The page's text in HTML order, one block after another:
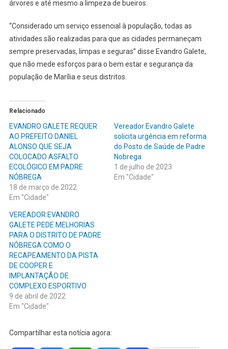
árvores e até mesmo a limpeza de bueiros.
“Considerado um serviço essencial à população, todas as
atividades são realizadas para que as cidades permaneçam
sempre preservadas, limpas e seguras” disse Evandro Galete,
que não mede esforços para o bem estar e segurança da
população de Marília e seus distritos.
Relacionado
EVANDRO GALETE REQUER
AO PREFEITO DANIEL
ALONSO QUE SEJA
COLOCADO ASFALTO
ECOLÓGICO EM PADRE
NÓBREGA
18 de março de 2022
Em "Cidade"
Vereador Evandro Galete
solicita urgência em reforma
do Posto de Saúde de Padre
Nobrega
1 de julho de 2023
Em "Cidade"
VEREADOR EVANDRO
GALETE PEDE MELHORIAS
PARA O DISTRITO DE PADRE
NÓBREGA COMO O
RECAPEAMENTO DA PISTA
DE COOPER E
IMPLANTAÇÃO DE
COMPLEXO ESPORTIVO
9 de abril de 2022
Em "Cidade"
Compartilhar esta notícia agora: